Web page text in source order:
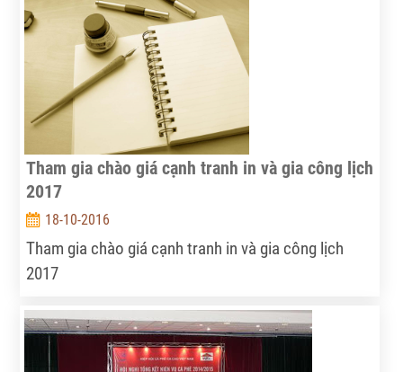
Tham gia chào giá cạnh tranh in và gia công lịch
2017
18-10-2016
Tham gia chào giá cạnh tranh in và gia công lịch
2017